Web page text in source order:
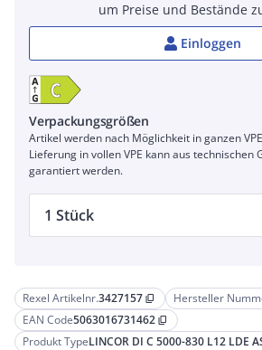
Rexel Artikelnr.3427157 content_copy Hersteller
EAN Code5063016731462 content_copy
Produkt TypeLINCOR DI C 5000-830 L12 LDE
um Preise und Bestände
Einloggen
Verpackungsgrößen
Artikel werden nach Möglichkeit in ganzen
Lieferung in vollen VPE kann aus technischen
garantiert werden.
1 Stück